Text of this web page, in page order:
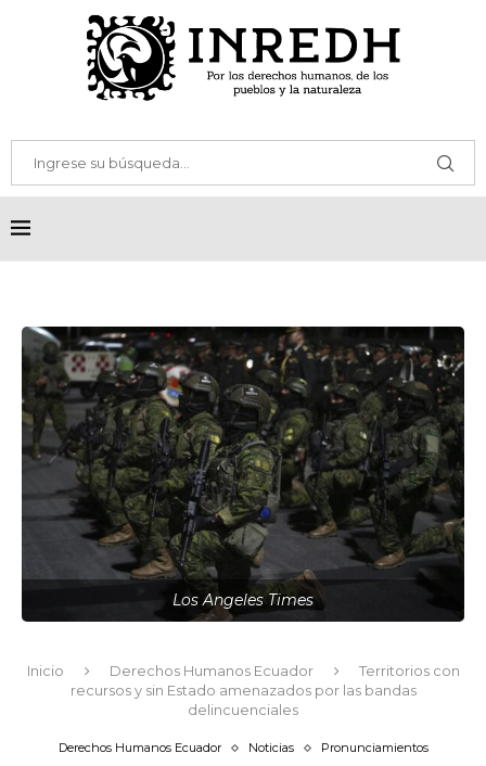
Los Angeles Times
Inicio Derechos Humanos Ecuador
Territorios con
recursos y sin Estado amenazados por las bandas
delincuenciales
Derechos Humanos Ecuador Noticias Pronunciamientos